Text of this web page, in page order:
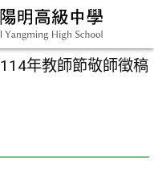
114年教師節敬師徵稿